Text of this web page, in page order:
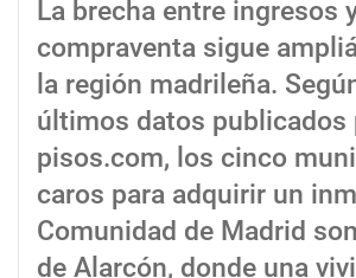
La brecha entre ingresos
compraventa sigue
la región madrileña.
últimos datos publicados
pisos.com, los cinco
caros para adquirir un
Comunidad de Madrid
de Alarcón, donde una